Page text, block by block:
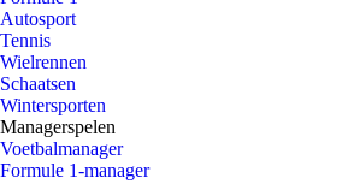
Autosport
Tennis
Wielrennen
Schaatsen
Wintersporten
Managerspelen
Voetbalmanager
Formule 1-manager